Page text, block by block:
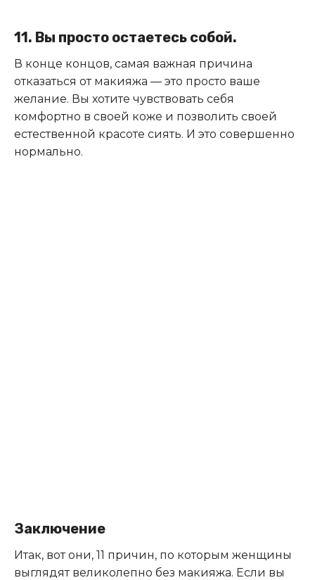
11. Вы просто остаетесь собой.
В конце концов, самая важная причина
отказаться от макияжа — это просто ваше
желание. Вы хотите чувствовать себя
комфортно в своей коже и позволить своей
естественной красоте сиять. И это совершенно
нормально.
Заключение
Итак, вот они, 11 причин, по которым женщины
выглядят великолепно без макияжа. Если вы